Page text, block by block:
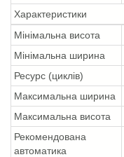
Характеристики
Мінімальна висота
Мінімальна ширина
Ресурс (циклів)
Максимальна ширина
Максимальна висота
Рекомендована
автоматика